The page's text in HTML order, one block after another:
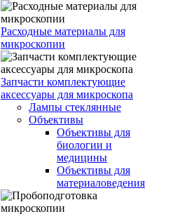
Расходные материалы для
микроскопии
Запчасти комплектующие
аксессуары для микроскопа
Лампы стеклянные
Объективы
Объективы для
биологии и
медицины
Объективы для
материаловедения